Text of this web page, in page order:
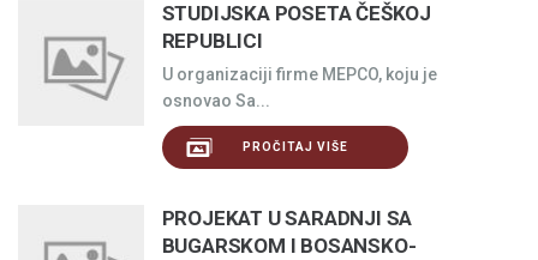
STUDIJSKA POSETA ČEŠKOJ
REPUBLICI
U organizaciji firme MEPCO, koju je
osnovao Sa...
PROČITAJ VIŠE
PROJEKAT U SARADNJI SA
BUGARSKOM I BOSANSKO-